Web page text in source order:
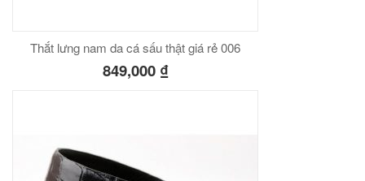
Thắt lưng nam da cá sấu thật giá rẻ 006
849,000 ₫